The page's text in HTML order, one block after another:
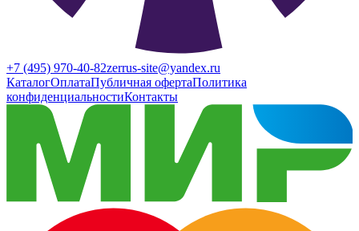
+7 (495) 970-40-82zerrus-site@yandex.ru
КаталогОплатаПубличная офертаПолитика
конфиденциальностиКонтакты